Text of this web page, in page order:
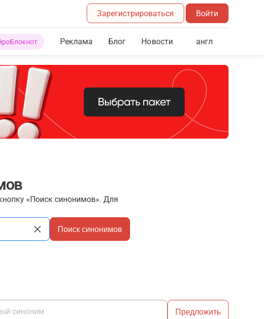
Зарегистрироваться Войти
Реклама Блог Новости англ
«Поиск синонимов». Для
Поиск синонимов
Предложить